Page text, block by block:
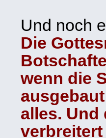
Und noch
Die
wenn die
alles. Und
verbreitert